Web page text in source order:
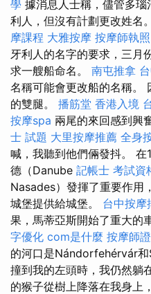
學 據消息人士稱，儘管多
利人，但沒有計劃更改姓名。
摩課程 大雅按摩 按摩師執照
牙利人的名字的要求，三
求一艘船命名。 南屯推拿
名稱可能會更改船的名稱。
的雙腿。 播筋堂 香港入境
按摩spa 兩尾的來回感到興
士 試題 大里按摩推薦 全身
喊，我聽到他們倆發抖。
德（Danube 記帳士 考試資
Nasades）發揮了重要作用
城堡提供給城堡。 台中按
果，馬蒂亞斯開始了重大的
字優化 com是什麼 按摩師
的河口是Nándorfehérvár
撞到我的左頭時，我仍然躺
的猴子從樹上降落在我身上